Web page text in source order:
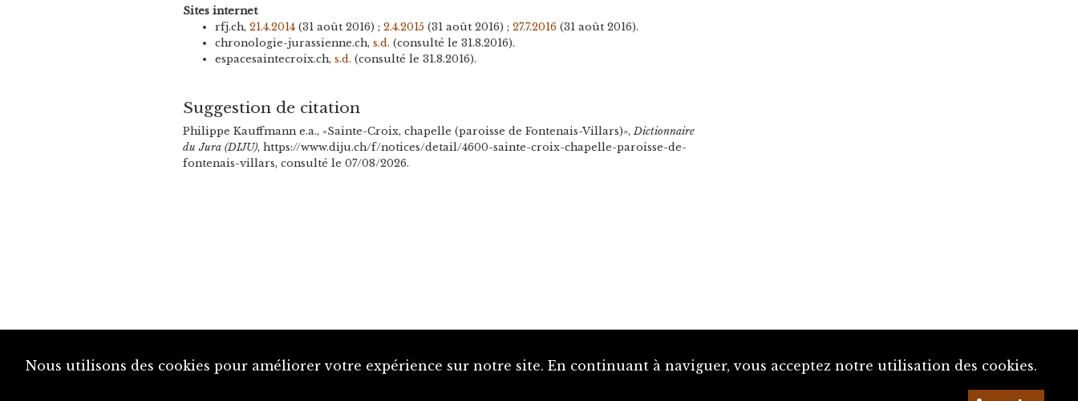
Sites internet
rfj.ch,21.4.2014 (31 août 2016) ;2.4.2015 (31 août 2016) ;27.7.2016 (31 août 2016).
chronologie-jurassienne.ch,s.d. (consulté le 31.8.2016).
espacesaintecroix.ch,s.d. (consulté le 31.8.2016).
Suggestion de citation
Philippe Kauffmann e.a., «Sainte-Croix, chapelle (paroisse de Fontenais-Villars)», Dictionnaire
du Jura (DIJU), https://www.diju.ch/f/notices/detail/4600-sainte-croix-chapelle-paroisse-de-
fontenais-villars, consulté le 07/08/2026.
Nous utilisons des cookies pour améliorer votre expérience sur notre site. En continuant à naviguer, vous acceptez notre utilisation des cookies.